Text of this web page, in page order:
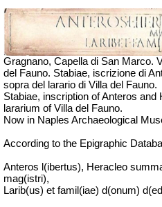
Gragnano, Capella di San Marco.
del Fauno. Stabiae, iscrizione di
sopra del larario di Villa del Fauno.
Stabiae, inscription of Anteros and
lararium of Villa del Fauno.
Now in Naples Archaeological
According to the Epigraphic
Anteros l(ibertus), Heracleo
mag(istri),
Larib(us) et famil(iae) d(onum)